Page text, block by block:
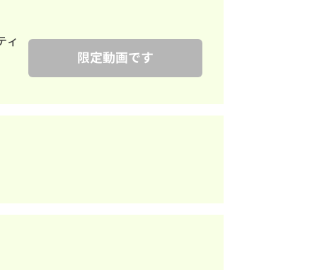
ィ
限定動画です